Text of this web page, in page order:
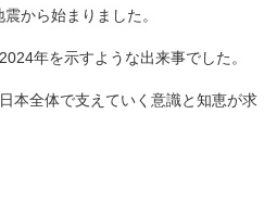
から始まりました。
年を示すような出来事でした。
本全体で支えていく意識と知恵が求